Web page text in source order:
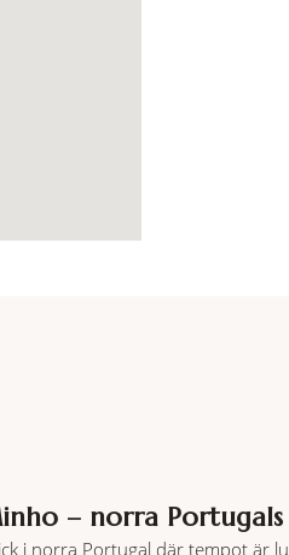
– norra
i norra Portugal där tempot är